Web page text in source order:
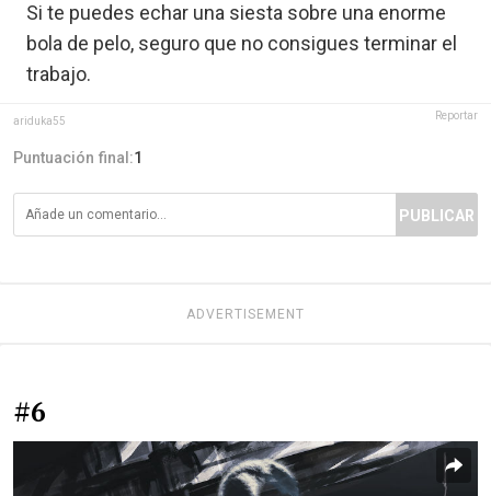
Si te puedes echar una siesta sobre una enorme
bola de pelo, seguro que no consigues terminar el
trabajo.
ariduka55 Reportar
Puntuación final:1
PUBLICAR
ADVERTISEMENT
#6